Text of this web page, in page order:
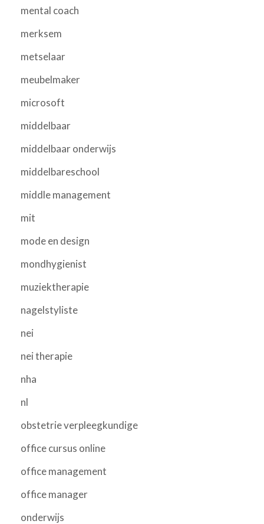
mental coach
merksem
metselaar
meubelmaker
microsoft
middelbaar
middelbaar onderwijs
middelbareschool
middle management
mit
mode en design
mondhygienist
muziektherapie
nagelstyliste
nei
nei therapie
nha
nl
obstetrie verpleegkundige
office cursus online
office management
office manager
onderwijs